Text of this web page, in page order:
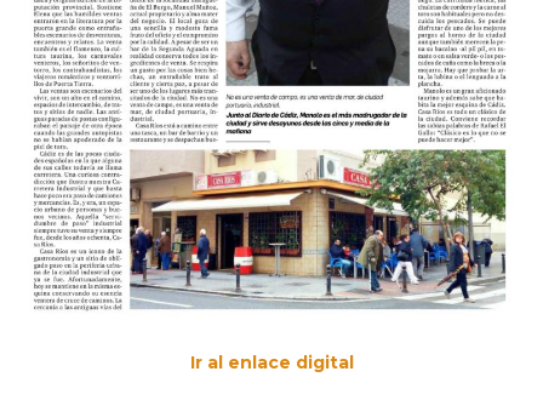
Ir al enlace digital